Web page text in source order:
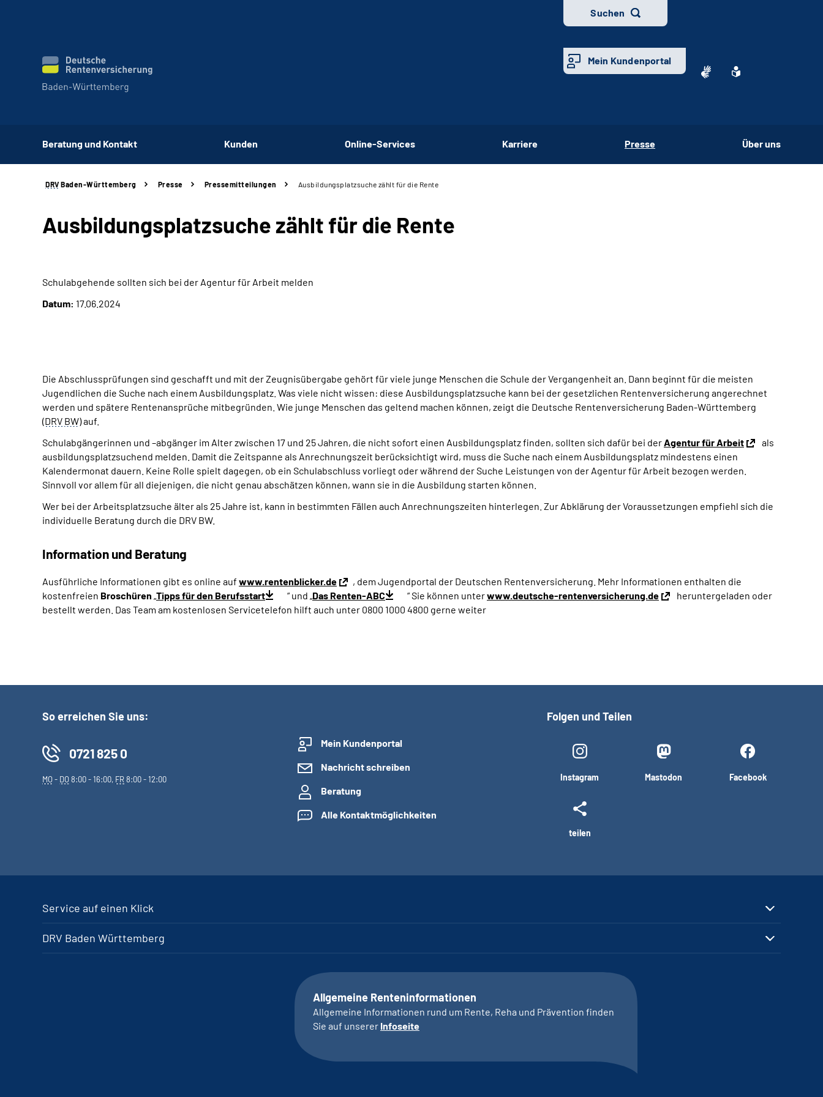
Suchen
Mein Kundenportal
Beratung und Kontakt Kunden Online-Services Karriere Presse Über uns
DRV Baden-Württemberg Presse Pressemitteilungen Ausbildungsplatzsuche zählt für die Rente
Ausbildungsplatzsuche zählt für die Rente
Schulabgehende sollten sich bei der Agentur für Arbeit melden
Datum: 17.06.2024
Die Abschlussprüfungen sind geschafft und mit der Zeugnisübergabe gehört für viele junge Menschen die Schule der Vergangenheit an. Dann beginnt für die meisten
Jugendlichen die Suche nach einem Ausbildungsplatz. Was viele nicht wissen: diese Ausbildungsplatzsuche kann bei der gesetzlichen Rentenversicherung angerechnet
werden und spätere Rentenansprüche mitbegründen. Wie junge Menschen das geltend machen können, zeigt die Deutsche Rentenversicherung Baden-Württemberg
(DRV BW)auf.
Schulabgängerinnen und –abgänger im Alter zwischen 17 und 25 Jahren, die nicht sofort einen Ausbildungsplatz finden, sollten sich dafür bei derAgentur für Arbeit
als
ausbildungsplatzsuchend melden. Damit die Zeitspanne als Anrechnungszeit berücksichtigt wird, muss die Suche nach einem Ausbildungsplatz mindestens einen
Kalendermonat dauern. Keine Rolle spielt dagegen, ob ein Schulabschluss vorliegt oder während der Suche Leistungen von der Agentur für Arbeit bezogen werden.
Sinnvoll vor allem für all diejenigen, die nicht genau abschätzen können, wann sie in die Ausbildung starten können.
Wer bei der Arbeitsplatzsuche älter als 25 Jahre ist, kann in bestimmten Fällen auch Anrechnungszeiten hinterlegen. Zur Abklärung der Voraussetzungen empfiehl sich die
individuelle Beratung durch die DRV BW.
Information und Beratung
Ausführliche Informationen gibt es online auf www.rentenblicker.de
, dem Jugendportal der Deutschen Rentenversicherung. Mehr Informationen enthalten die
kostenfreien Broschüren „Tipps für den Berufsstart “ und „Das Renten-ABC “ Sie können unterwww.deutsche-rentenversicherung.de
heruntergeladen oder
bestellt werden. Das Team am kostenlosen Servicetelefon hilft auch unter 0800 1000 4800 gerne weiter
So erreichen Sie uns:
0721 825 0
MO- DO8:00 - 16:00, FR8:00 - 12:00
Mein Kundenportal
Nachricht schreiben
Beratung
Alle Kontaktmöglichkeiten
Folgen und Teilen
Instagram Mastodon Facebook
teilen
Service auf einen Klick
DRV Baden Württemberg
Allgemeine Renteninformationen
Allgemeine Informationen rund um Rente, Reha und Prävention finden
Sie auf unserer Infoseite